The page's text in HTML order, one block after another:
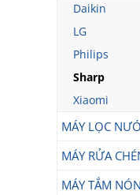
Daikin
LG
Philips
Sharp
Xiaomi
MÁY LỌC
MÁY RỬA
MÁY TẮM